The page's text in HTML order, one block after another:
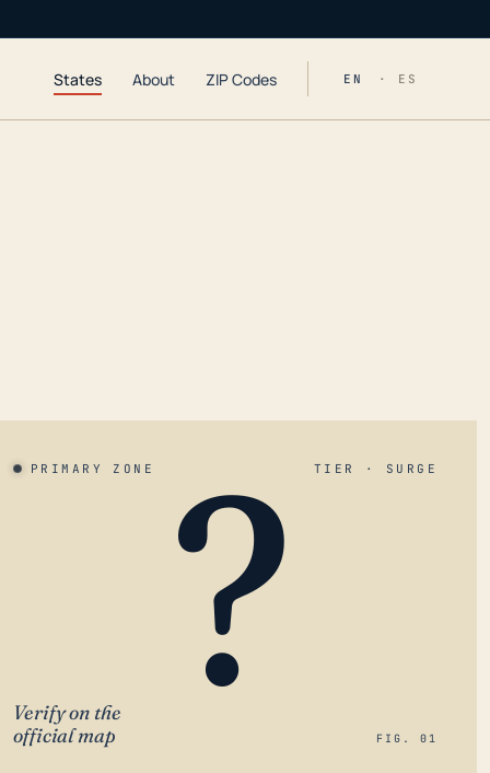
States About ZIP Codes EN · ES
PRIMARY ZONE TIER · SURGE
?
Verify on the
official map
FIG. 01